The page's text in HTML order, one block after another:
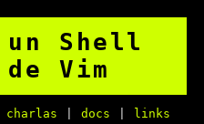
Shell
Vim
charlas docs links